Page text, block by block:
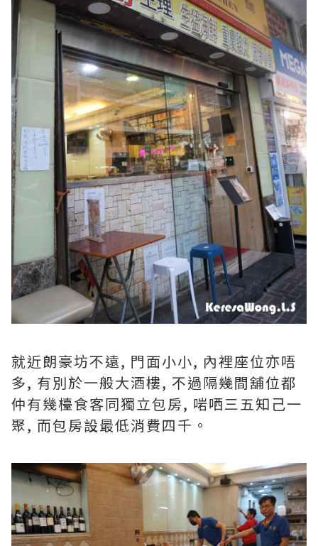
就近朗豪坊不遠, 門面小小, 內裡座位亦唔
多, 有別於一般大酒樓, 不過隔幾間舖位都
仲有幾檯食客同獨立包房, 啱哂三五知己一
聚, 而包房設最低消費四千。